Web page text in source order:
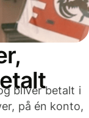
bliver betalt i
på én konto,